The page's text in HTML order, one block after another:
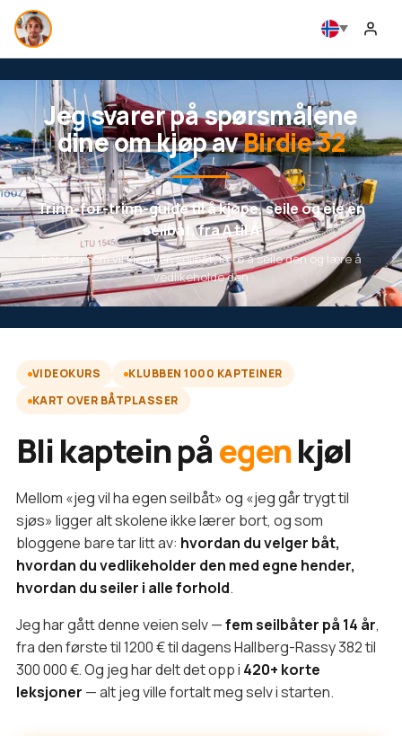
Jeg svarer på spørsmålene
dine om kjøp avBirdie 32
Trinn-for-trinn-guide til å kjøpe, seile og eie en
seilbåt, fra A til Å
For deg som vil kjøpe en seilbåt, lære å seile den og lære å
vedlikeholde den
VIDEOKURS
KLUBBEN 1000 KAPTEINER
KART OVER BÅTPLASSER
Bli kaptein påegenkjøl
Mellom «jeg vil ha egen seilbåt» og «jeg går trygt til
sjøs» ligger alt skolene ikke lærer bort, og som
bloggene bare tar litt av: hvordan du velger båt,
hvordan du vedlikeholder den med egne hender,
hvordan du seiler i alle forhold.
Jeg har gått denne veien selv —fem seilbåter på 14 år,
fra den første til 1200 € til dagens Hallberg-Rassy 382 til
300 000 €. Og jeg har delt det opp i 420+ korte
leksjoner — alt jeg ville fortalt meg selv i starten.